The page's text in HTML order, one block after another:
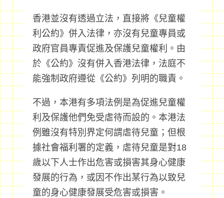
香港並沒有透過立法，直接將《兒童權
利公約》併入法律，亦沒有兒童專員或
政府官員專責促進及保護兒童權利。由
於《公約》沒有併入香港法律，法庭不
能強制政府遵從《公約》列明的職責。
不過，本港有多項法例是為促進兒童權
利及保護他們免受虐待而設的。本港法
例雖沒有特別界定何謂虐待兒童；但根
據社會福利署的定義，虐待兒童是對18
歲以下人士作出危害或損害其身心健康
發展的行為，或因不作出某行為以致兒
童的身心健康發展受危害或損害。